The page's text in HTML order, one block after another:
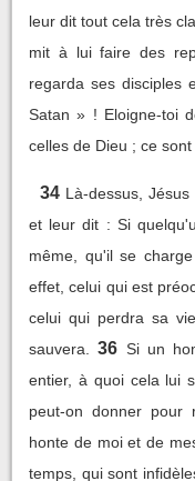
leur dit tout cela très
mit à lui faire des
regarda ses disciples
Satan » ! Eloigne-toi
celles de Dieu ; ce
34 Là-dessus,
et leur dit : Si
même, qu'il se
effet, celui qui est
celui qui perdra sa
sauvera.
36 Si un
entier, à quoi cela lui
peut-on donner pour
honte de moi et de
temps, qui sont